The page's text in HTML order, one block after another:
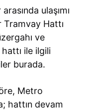
ulaşımı
Tramvay Hattı
ve
ile ilgili
burada.
Metro
hattın devam